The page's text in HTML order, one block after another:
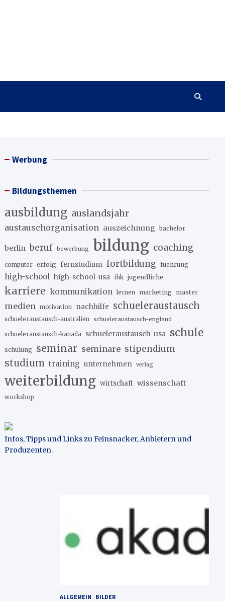
Werbung
Bildungsthemen
ausbildung auslandsjahr
austauschorganisation auszeichnung bachelor
berlin beruf bewerbung bildung coaching
computer erfolg fernstudium fortbildung fuehrung
high-school high-school-usa ihk jugendliche
karriere kommunikation lernen marketing master
medien motivation nachhilfe schueleraustausch
schueleraustausch-australien schueleraustausch-england
schueleraustausch-kanada schueleraustausch-usa schule
schulung seminar seminare stipendium
studium training unternehmen verlag
weiterbildung wirtschaft wissenschaft
workshop
Infos, Tipps und Links zu Feinsnacker, Anbietern und
Produzenten.
ALLGEMEIN BILDER